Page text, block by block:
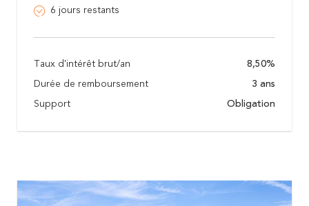
6 jours restants
Taux d'intérêt brut/an 8,50%
Durée de remboursement 3 ans
Support Obligation